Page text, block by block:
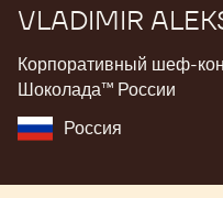
VLADIMIR
Корпоративный шеф-
Шоколада™ России
Россия